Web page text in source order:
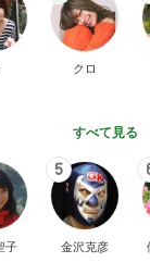
クロ
すべて見る
子
5
金沢克彦